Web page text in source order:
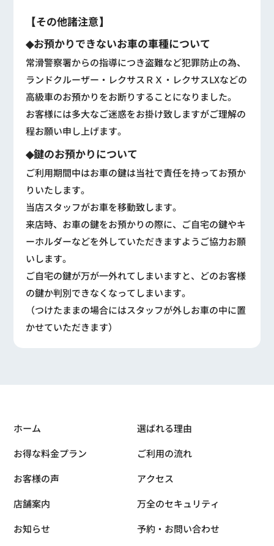
【その他諸注意】
◆お預かりできないお車の車種について
常滑警察署からの指導につき盗難など犯罪防止の為、
ランドクルーザー・レクサスＲＸ・レクサスLXなどの
高級車のお預かりをお断りすることになりました。
お客様には多大なご迷惑をお掛け致しますがご理解の
程お願い申し上げます。
◆鍵のお預かりについて
ご利用期間中はお車の鍵は当社で責任を持ってお預か
りいたします。
当店スタッフがお車を移動致します。
来店時、お車の鍵をお預かりの際に、ご自宅の鍵やキ
ーホルダーなどを外していただきますようご協力お願
いします。
ご自宅の鍵が万が一外れてしまいますと、どのお客様
の鍵か判別できなくなってしまいます。
（つけたままの場合にはスタッフが外しお車の中に置
かせていただきます）
ホーム
選ばれる理由
お得な料金プラン
ご利用の流れ
お客様の声
アクセス
店舗案内
万全のセキュリティ
お知らせ
予約・お問い合わせ